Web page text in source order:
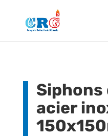
Siphons
acier